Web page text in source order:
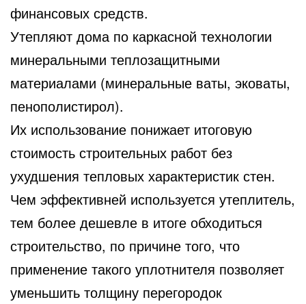
финансовых средств.
Утепляют дома по каркасной технологии
минеральными теплозащитными
материалами (минеральные ваты, эковаты,
пенополистирол).
Их использование понижает итоговую
стоимость строительных работ без
ухудшения тепловых характеристик стен.
Чем эффективней используется утеплитель,
тем более дешевле в итоге обходиться
строительство, по причине того, что
применение такого уплотнителя позволяет
уменьшить толщину перегородок